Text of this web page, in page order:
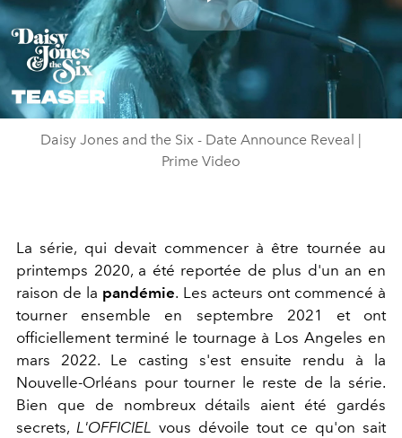
Play
Video
Daisy Jones and the Six - Date Announce Reveal |
Prime Video
La série, qui devait commencer à être tournée au
printemps 2020, a été reportée de plus d'un an en
raison de la pandémie. Les acteurs ont commencé à
tourner ensemble en septembre 2021 et ont
officiellement terminé le tournage à Los Angeles en
mars 2022. Le casting s'est ensuite rendu à la
Nouvelle-Orléans pour tourner le reste de la série.
Bien que de nombreux détails aient été gardés
secrets, L'OFFICIEL vous dévoile tout ce qu'on sait